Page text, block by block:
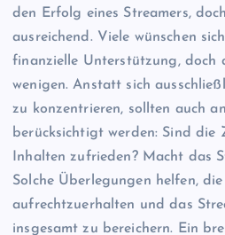
den Erfolg eines Streamers,
ausreichend. Viele wünschen
finanzielle Unterstützung, doch
wenigen. Anstatt sich
zu konzentrieren, sollten auch
berücksichtigt werden: Sind die
Inhalten zufrieden? Macht das
Solche Überlegungen helfen,
aufrechtzuerhalten und das
insgesamt zu bereichern. Ein